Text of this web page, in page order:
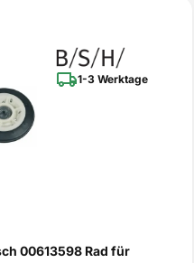
1-3 Werktage
00613598 Rad für